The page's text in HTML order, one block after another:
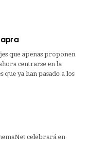
que apenas proponen
centrarse en la
ya han pasado a los
celebrará en